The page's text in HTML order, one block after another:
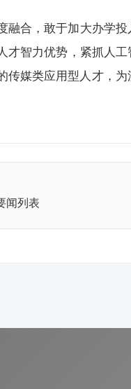
合，敢于加大办学投
才智力优势，紧抓人
传媒类应用型人才，
闻列表